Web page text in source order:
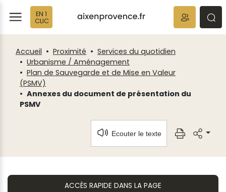
EN 1
CLIC
Accueil Proximité
Services du quotidien
Urbanisme / Aménagement
Plan de Sauvegarde et de Mise en Valeur
(PSMV)
Annexes du document de présentation du
PSMV
Ecouter le texte
ACCÈS RAPIDE DANS LA PAGE
Fenêtre
de
chat
Panneau de gestion des cookies